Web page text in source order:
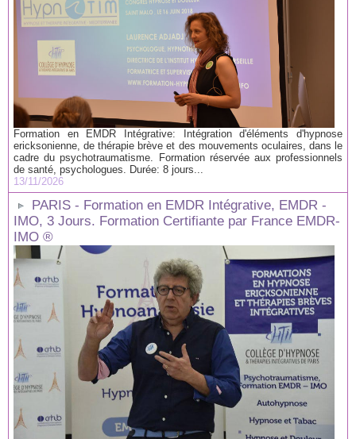
Formation en EMDR Intégrative: Intégration d'éléments d'hypnose
ericksonienne, de thérapie brève et des mouvements oculaires, dans le
cadre du psychotraumatisme. Formation réservée aux professionnels
de santé, psychologues. Durée: 8 jours...
13/11/2026
PARIS - Formation en EMDR Intégrative, EMDR -
IMO, 3 Jours. Formation Certifiante par France EMDR-
IMO ®